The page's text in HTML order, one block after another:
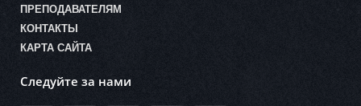
ПРЕПОДАВАТЕЛЯМ
КОНТАКТЫ
КАРТА САЙТА
Следуйте за нами